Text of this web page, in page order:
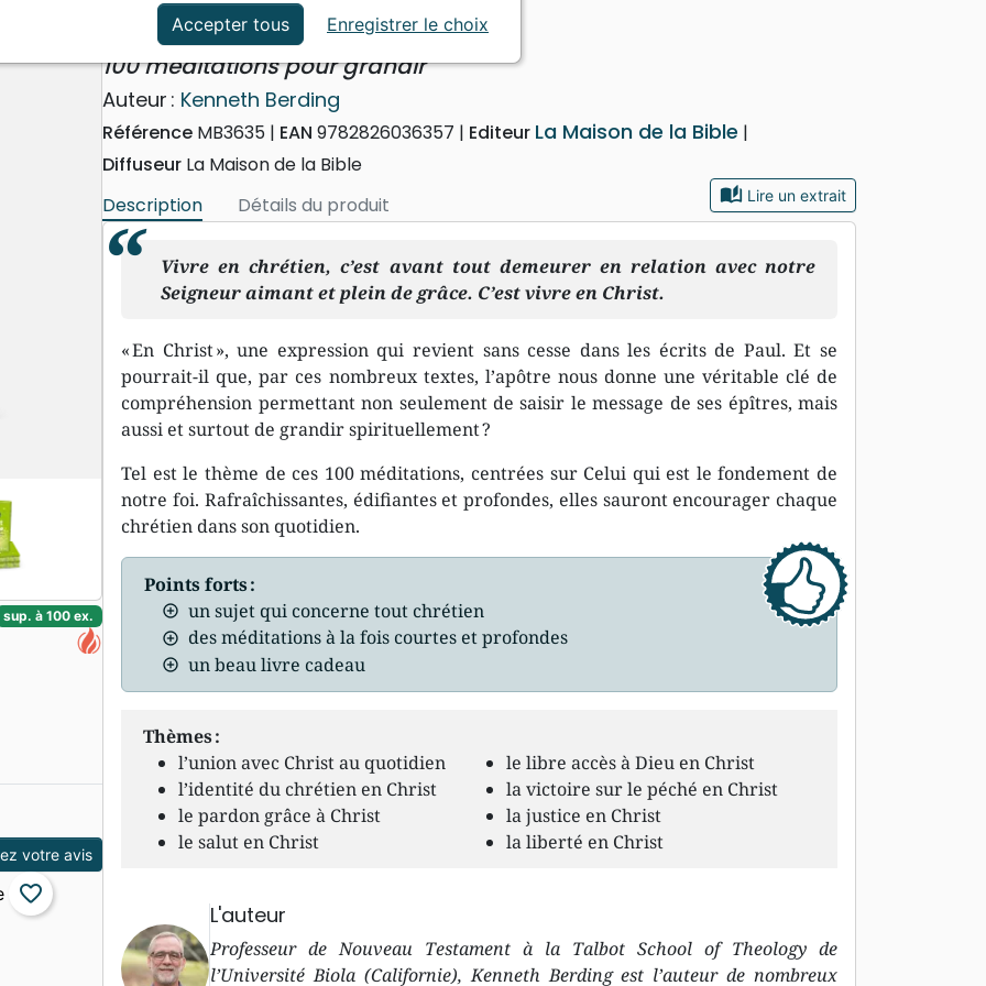
Événements actuels
Vivre en Christ
100 méditations pour grandir
Auteur : Kenneth Berding
Référence MB3635 EAN 9782826036357 Editeur La Maison de la Bible
Diffuseur La Maison de la Bible
Description
Détails du produit auto_stories Lire un extrait
Vivre en chrétien, c’est avant tout demeurer en relation avec notre
Seigneur aimant et plein de grâce. C’est vivre en Christ.
« En Christ », une expression qui revient sans cesse dans les écrits de Paul. Et se
pourrait-il que, par ces nombreux textes, l’apôtre nous donne une véritable clé de
compréhension permettant non seulement de saisir le message de ses épîtres, mais
aussi et surtout de grandir spirituellement ?
Tel est le thème de ces 100 méditations, centrées sur Celui qui est le fondement de
notre foi. Rafraîchissantes, édifiantes et profondes, elles sauront encourager chaque
chrétien dans son quotidien.
Points forts :
un sujet qui concerne tout chrétien
des méditations à la fois courtes et profondes
un beau livre cadeau
Thèmes :
l’union avec Christ au quotidien
l’identité du chrétien en Christ
le pardon grâce à Christ
le salut en Christ
le libre accès à Dieu en Christ
la victoire sur le péché en Christ
la justice en Christ
la liberté en Christ
L'auteur
Professeur de Nouveau Testament à la Talbot School of Theology de
l’Université Biola (Californie), Kenneth Berding est l’auteur de nombreux
sup. à 100 ex.
votre avis
favorite_border
Accepter tous Enregistrer le choix